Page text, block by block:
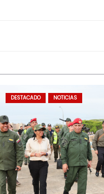
DESTACADO NOTICIAS